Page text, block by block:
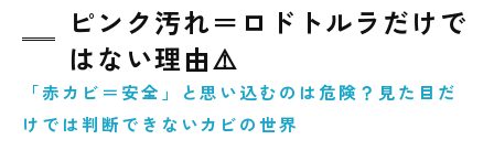
ピンク汚れ＝ロドトルラだけで
はない理由⚠️
「赤カビ＝安全」と思い込むのは危険？見た目だ
けでは判断できないカビの世界